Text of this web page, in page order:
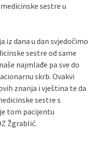
sestre u
iz dana u dan svjedočimo
sestre od same
najmlađe pa sve do
skrb. Ovakvi
znanja i vještina te da
sestre s
tom pacijentu
Žgrablić.